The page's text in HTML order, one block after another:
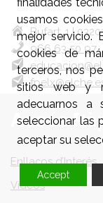
Bufart, 1 |
966 63 50 97
Accés
Enllaços d’Interés
Videos
usamos
mejor servicio.
cookies de
terceros, nos
sitios web y
adecuarnos a
seleccionar las
aceptar su
Accept